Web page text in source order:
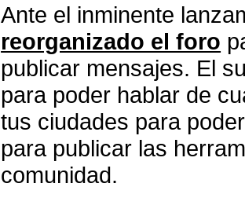
Ante el inminente
reorganizado el foro
publicar mensajes. El
para poder hablar de
tus ciudades para
para publicar las
comunidad.